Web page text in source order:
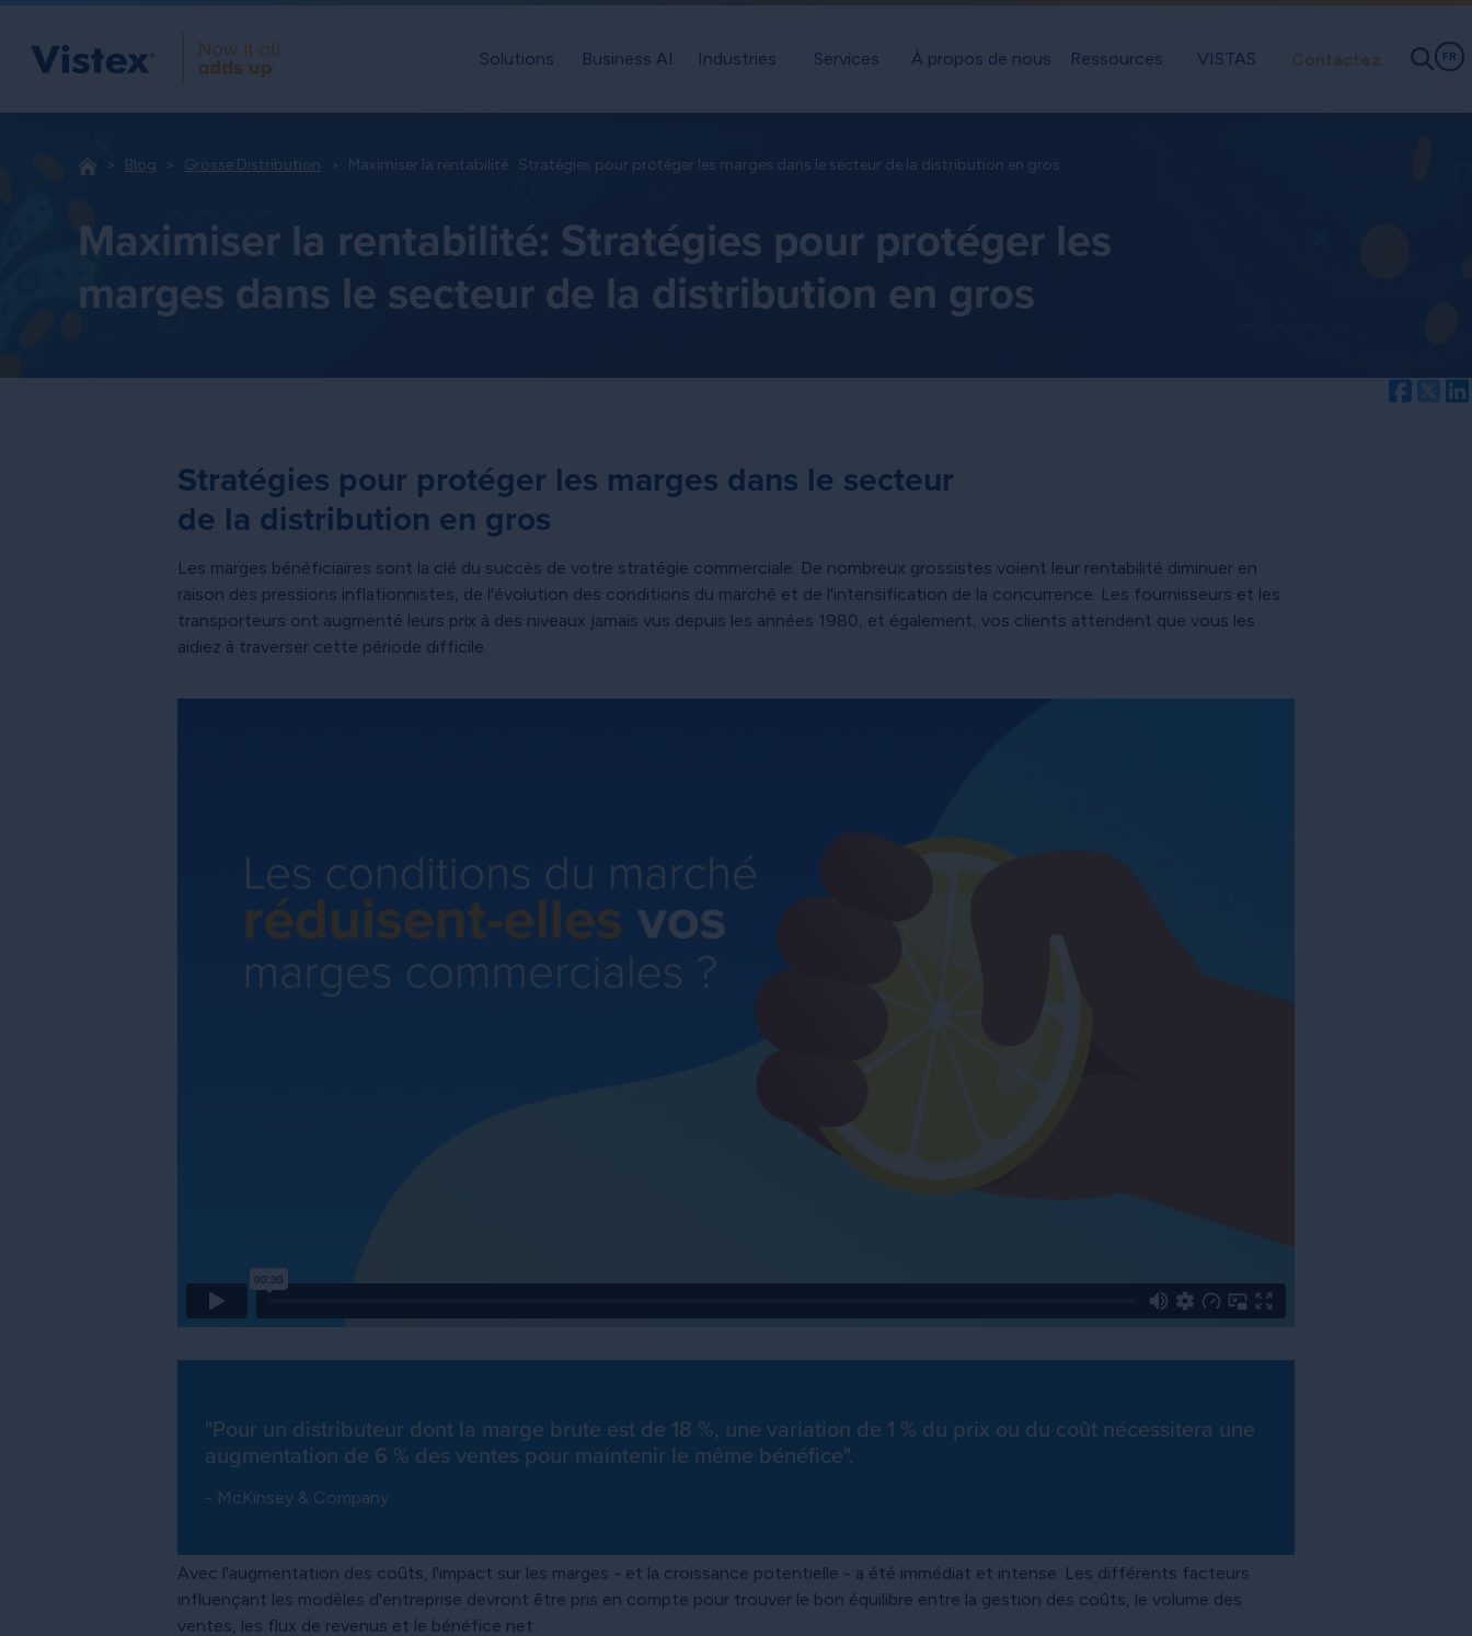
FR
Solutions Business AI Industries Services À propos de nous Ressources VISTAS Contactez
Blog Grosse Distribution Maximiser la rentabilité:  Stratégies pour protéger les marges dans le secteur de la distribution en gros
Maximiser la rentabilité: Stratégies pour protéger les
marges dans le secteur de la distribution en gros
Stratégies pour protéger les marges dans le secteur
de la distribution en gros
Les marges bénéficiaires sont la clé du succès de votre stratégie commerciale. De nombreux grossistes voient leur rentabilité diminuer en
raison des pressions inflationnistes, de l'évolution des conditions du marché et de l'intensification de la concurrence. Les fournisseurs et les
transporteurs ont augmenté leurs prix à des niveaux jamais vus depuis les années 1980, et également, vos clients attendent que vous les
aidiez à traverser cette période difficile.
"Pour un distributeur dont la marge brute est de 18 %, une variation de 1 % du prix ou du coût nécessitera une
augmentation de 6 % des ventes pour maintenir le même bénéfice".
- McKinsey & Company
Avec l'augmentation des coûts, l'impact sur les marges - et la croissance potentielle - a été immédiat et intense. Les différents facteurs
influençant les modèles d'entreprise devront être pris en compte pour trouver le bon équilibre entre la gestion des coûts, le volume des
ventes, les flux de revenus et le bénéfice net.